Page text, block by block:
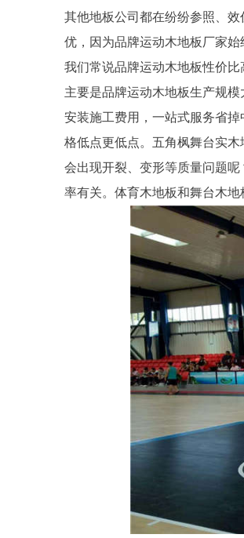
其他地板公司都在纷纷参照、
优，因为品牌运动木地板厂家始
我们常说品牌运动木地板性价
主要是品牌运动木地板生产规
安装施工费用，一站式服务省
格低点更低点。五角枫舞台实
会出现开裂、变形等质量问题
率有关。体育木地板和舞台木地